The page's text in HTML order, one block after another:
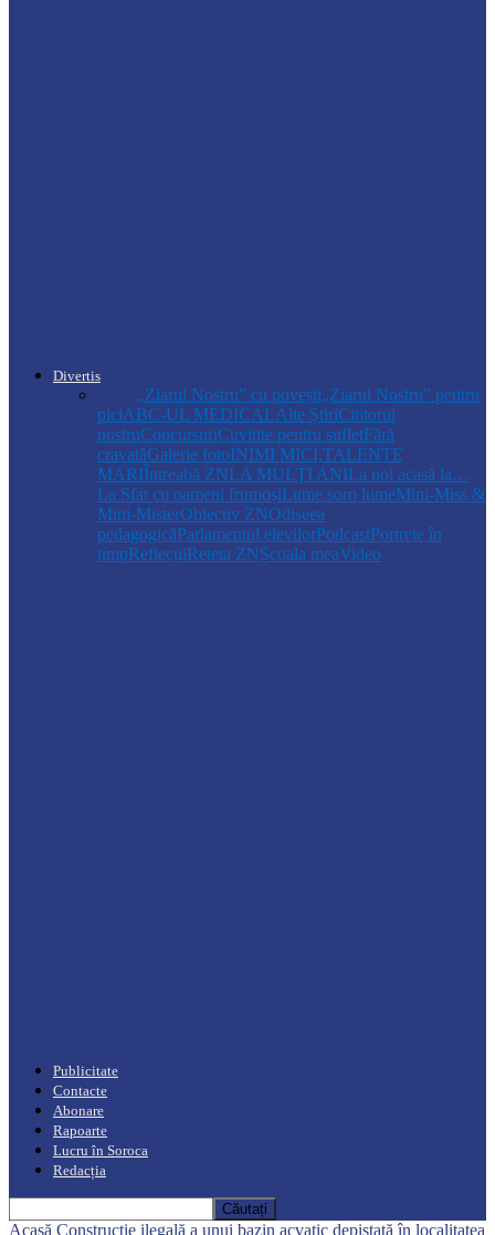
Divertis
,,Ziarul Nostru” cu povești„Ziarul Nostru” pentru
piciABC-UL MEDICALAlte ȘtiriCititorul
nostruConcursuriCuvinte pentru sufletFără
cravatăGalerie fotoINIMI MICI,TALENTE
MARIÎntreabă ZNLA MULŢI ANILa noi acasă la…
La Sfat cu oameni frumoșiLume soro lumeMini-Miss &
Mini-MisterObiectiv ZNOdiseea
pedagogicăParlamentul elevilorPodcastPortrete în
timpReflecțiiReteta ZNȘcoala meaVideo
Publicitate
Contacte
Abonare
Rapoarte
Lucru în Soroca
Redacția
Acasă Construcție ilegală a unui bazin acvatic depistată în localitatea